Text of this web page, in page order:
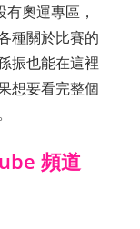
奧運專區，
種關於比賽的
振也能在這裡
想要看完整個
頻道